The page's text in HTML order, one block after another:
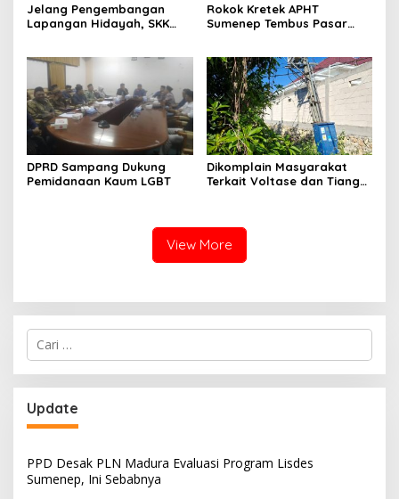
Jelang Pengembangan
Lapangan Hidayah, SKK
Nelayan Sampang
Rokok Kretek APHT
Sumenep Tembus Pasar
DPRD Sampang Dukung
Pemidanaan Kaum LGBT
Dikomplain Masyarakat
Terkait Voltase dan Tiang
View More
Cari
untuk:
Update
PPD Desak PLN Madura Evaluasi Program Lisdes
Sumenep, Ini Sebabnya